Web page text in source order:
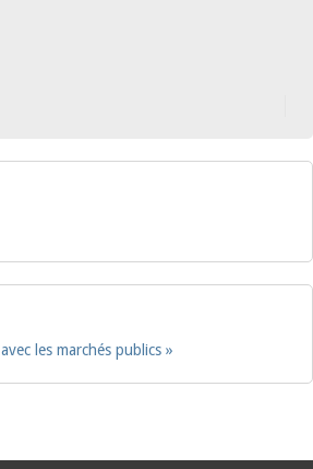
les marchés publics »